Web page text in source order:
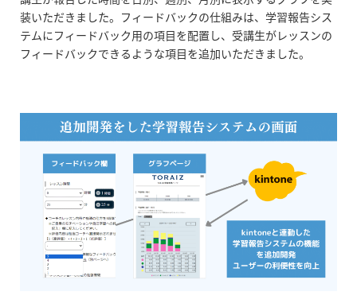
装いただきました。 フィードバックの仕組みは、学習報告シス
テムにフィードバック用の項目を配置し、受講生がレッスンの
フィードバックできるような項目を追加いただきました。